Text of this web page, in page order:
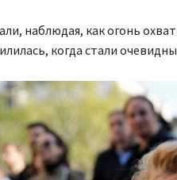
наблюдая, как огонь
когда стали